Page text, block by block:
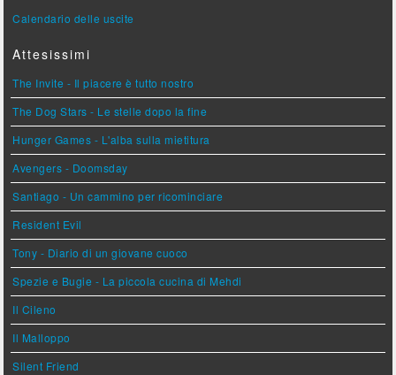
Calendario delle uscite
Attesissimi
The Invite - Il piacere è tutto nostro
The Dog Stars - Le stelle dopo la fine
Hunger Games - L'alba sulla mietitura
Avengers - Doomsday
Santiago - Un cammino per ricominciare
Resident Evil
Tony - Diario di un giovane cuoco
Spezie e Bugie - La piccola cucina di Mehdi
Il Cileno
Il Malloppo
Silent Friend